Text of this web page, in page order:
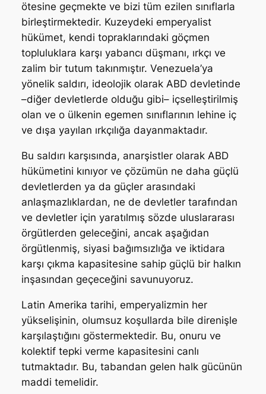
ötesine geçmekte ve bizi tüm ezilen sınıflarla
birleştirmektedir. Kuzeydeki emperyalist
hükümet, kendi topraklarındaki göçmen
topluluklara karşı yabancı düşmanı, ırkçı ve
zalim bir tutum takınmıştır. Venezuela’ya
yönelik saldırı, ideolojik olarak ABD devletinde
–diğer devletlerde olduğu gibi– içselleştirilmiş
olan ve o ülkenin egemen sınıflarının lehine iç
ve dışa yayılan ırkçılığa dayanmaktadır.
Bu saldırı karşısında, anarşistler olarak ABD
hükümetini kınıyor ve çözümün ne daha güçlü
devletlerden ya da güçler arasındaki
anlaşmazlıklardan, ne de devletler tarafından
ve devletler için yaratılmış sözde uluslararası
örgütlerden geleceğini, ancak aşağıdan
örgütlenmiş, siyasi bağımsızlığa ve iktidara
karşı çıkma kapasitesine sahip güçlü bir halkın
inşasından geçeceğini savunuyoruz.
Latin Amerika tarihi, emperyalizmin her
yükselişinin, olumsuz koşullarda bile direnişle
karşılaştığını göstermektedir. Bu, onuru ve
kolektif tepki verme kapasitesini canlı
tutmaktadır. Bu, tabandan gelen halk gücünün
maddi temelidir.